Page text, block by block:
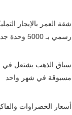
شقة العمر بالإيجار
رسمي بـ 5000 وحدة جديدة في 25 محافظة
سباق الذهب يشتعل في
مسبوقة في شهر واحد
أسعار الخضراوات